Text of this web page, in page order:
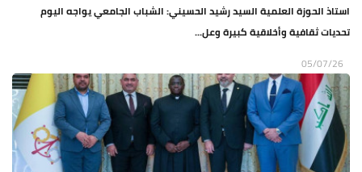
استاذ الحوزة العلمية السيد رشيد الحسيني: الشباب الجامعي يواجه اليوم
تحديات ثقافية وأخلاقية كبيرة وعل...
05/07/26